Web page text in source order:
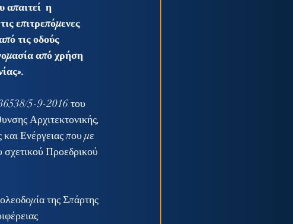
απαιτεί  η
επιτρεπόμενες
τις οδούς
από χρήση
5-9-2016 του
Αρχιτεκτονικής,
Ενέργειας που με
σχετικού Προεδρικού
της Σπάρτης